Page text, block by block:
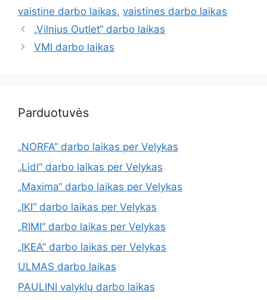
vaistine darbo laikas, vaistines darbo laikas
„Vilnius Outlet“ darbo laikas
VMI darbo laikas
Parduotuvės
„NORFA“ darbo laikas per Velykas
„Lidl“ darbo laikas per Velykas
„Maxima“ darbo laikas per Velykas
„IKI“ darbo laikas per Velykas
„RIMI“ darbo laikas per Velykas
„IKEA“ darbo laikas per Velykas
ULMAS darbo laikas
PAULINI valyklų darbo laikas